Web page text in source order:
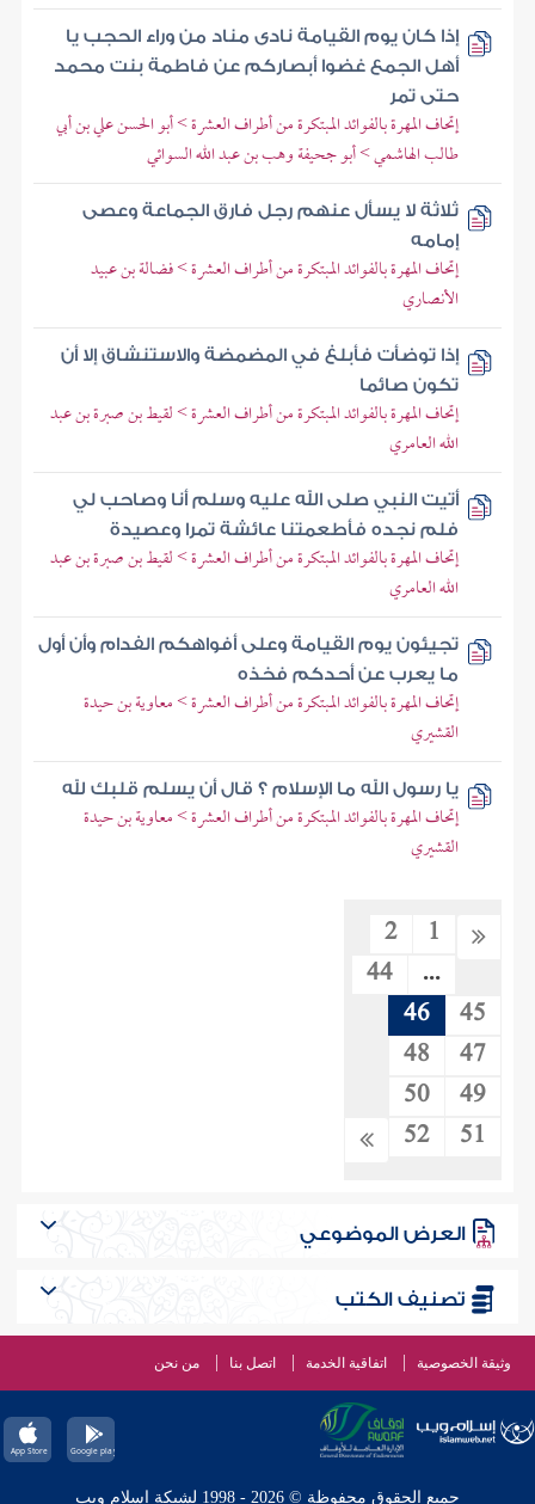
إذا كان يوم القيامة نادى مناد من وراء الحجب يا
أهل الجمع غضوا أبصاركم عن فاطمة بنت محمد
حتى تمر
إتحاف المهرة بالفوائد المبتكرة من أطراف العشرة > أبو الحسن علي بن أبي
طالب الهاشمي > أبو جحيفة وهب بن عبد الله السوائي
ثلاثة لا يسأل عنهم رجل فارق الجماعة وعصى
إمامه
إتحاف المهرة بالفوائد المبتكرة من أطراف العشرة > فضالة بن عبيد
الأنصاري
إذا توضأت فأبلغ في المضمضة والاستنشاق إلا أن
تكون صائما
إتحاف المهرة بالفوائد المبتكرة من أطراف العشرة > لقيط بن صبرة بن عبد
الله العامري
أتيت النبي صلى الله عليه وسلم أنا وصاحب لي
فلم نجده فأطعمتنا عائشة تمرا وعصيدة
إتحاف المهرة بالفوائد المبتكرة من أطراف العشرة > لقيط بن صبرة بن عبد
الله العامري
تجيئون يوم القيامة وعلى أفواهكم الفدام وأن أول
ما يعرب عن أحدكم فخذه
إتحاف المهرة بالفوائد المبتكرة من أطراف العشرة > معاوية بن حيدة
القشيري
يا رسول الله ما الإسلام ؟ قال أن يسلم قلبك لله
إتحاف المهرة بالفوائد المبتكرة من أطراف العشرة > معاوية بن حيدة
القشيري
1
2
...
44
45
46
47
48
49
50
51
52
العرض الموضوعي
تصنيف الكتب
وثيقة الخصوصية اتفاقية الخدمة اتصل بنا من نحن
جميع الحقوق محفوظة © 2026 - 1998 لشبكة إسلام ويب